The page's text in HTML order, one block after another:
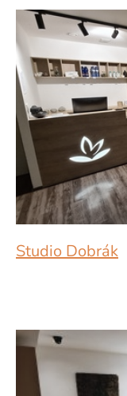
Studio Dobrák